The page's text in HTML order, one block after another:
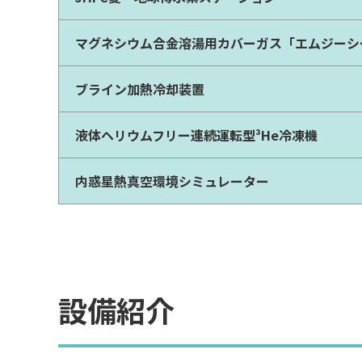
マグネシウム合金溶湯用カバーガス「エムジー
ブライン加熱冷却装置
液体ヘリウムフリー連続運転型³He冷凍機
内惑星熱真空環境シミュレーター
設備紹介